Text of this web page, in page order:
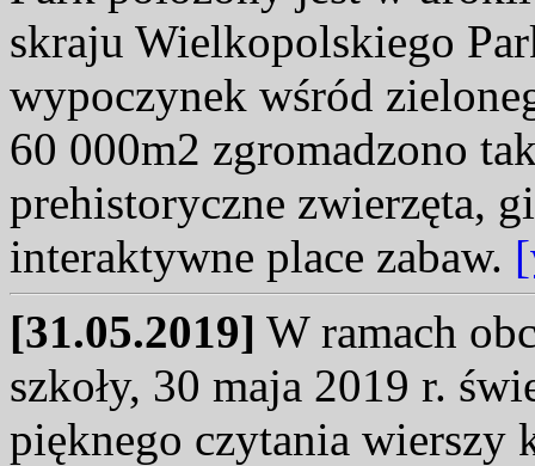
skraju Wielkopolskiego
wypoczynek wśród
60 000m2 zgromadzono
prehistoryczne zwierzęta,
interaktywne place zabaw.
[31.05.2019] W ramach
szkoły, 30 maja 2019 r.
pięknego czytania wierszy